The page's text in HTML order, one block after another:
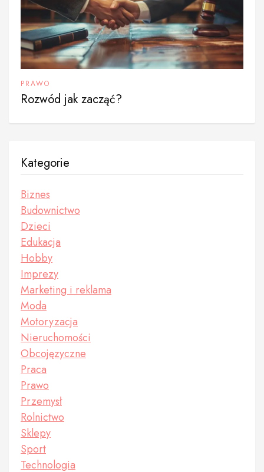
PRAWO
Rozwód jak zacząć?
Kategorie
Biznes
Budownictwo
Dzieci
Edukacja
Hobby
Imprezy
Marketing i reklama
Moda
Motoryzacja
Nieruchomości
Obcojęzyczne
Praca
Prawo
Przemysł
Rolnictwo
Sklepy
Sport
Technologia